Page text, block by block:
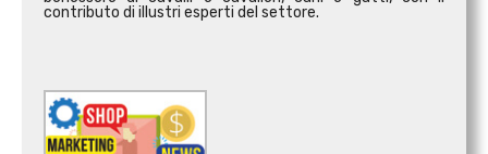
contributo di illustri esperti del settore.